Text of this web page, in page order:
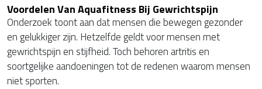
Voordelen Van Aquafitness Bij Gewrichtspijn
Onderzoek toont aan dat mensen die bewegen gezonder
en gelukkiger zijn. Hetzelfde geldt voor mensen met
gewrichtspijn en stijfheid. Toch behoren artritis en
soortgelijke aandoeningen tot de redenen waarom mensen
niet sporten.